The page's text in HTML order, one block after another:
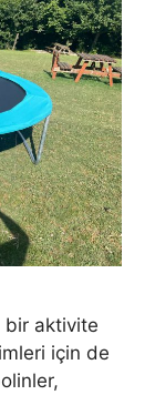
bir aktivite
için de